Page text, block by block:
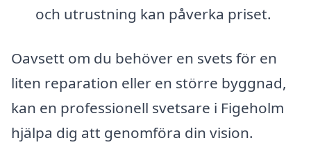
och utrustning kan påverka priset.
Oavsett om du behöver en svets för en
liten reparation eller en större byggnad,
kan en professionell svetsare i Figeholm
hjälpa dig att genomföra din vision.